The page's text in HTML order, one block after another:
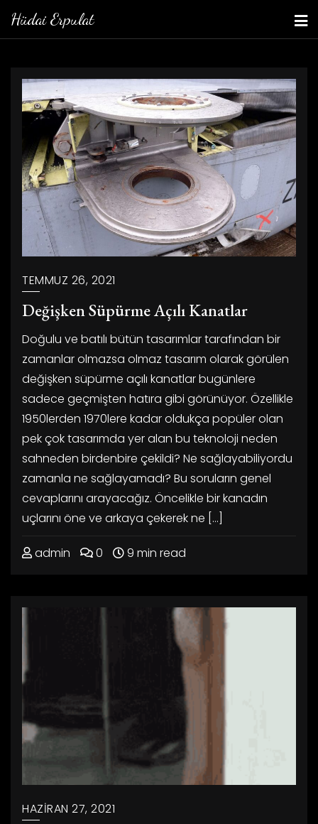
Skip
Hüdai Erpulat
TEMMUZ 26, 2021
Değişken Süpürme Açılı Kanatlar
Doğulu ve batılı bütün tasarımlar tarafından bir
zamanlar olmazsa olmaz tasarım olarak görülen
değişken süpürme açılı kanatlar bugünlere
sadece geçmişten hatıra gibi görünüyor. Özellikle
1950lerden 1970lere kadar oldukça popüler olan
pek çok tasarımda yer alan bu teknoloji neden
sahneden birdenbire çekildi? Ne sağlayabiliyordu
zamanla ne sağlayamadı? Bu soruların genel
cevaplarını arayacağız. Öncelikle bir kanadın
uçlarını öne ve arkaya çekerek ne […]
admin 0 9 min read
HAZIRAN 27, 2021